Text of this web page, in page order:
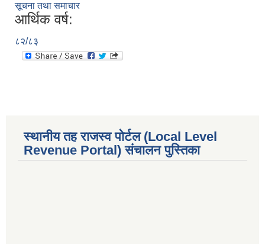
सूचना तथा समाचार
आर्थिक वर्ष:
८२/८३
स्थानीय तह राजस्व पोर्टल (Local Level
Revenue Portal) संचालन पुस्तिका